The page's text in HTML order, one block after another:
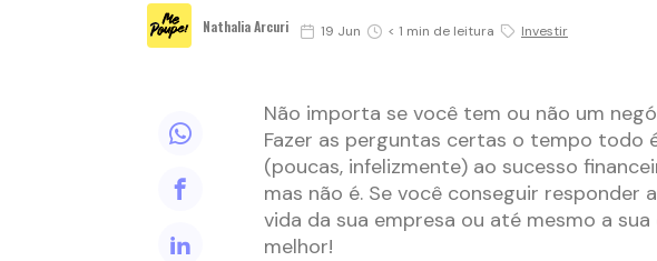
Nathalia Arcuri 19 Jun < 1 min de leitura Investir
Não importa se você tem ou não um
Fazer as perguntas certas o tempo todo
(poucas, infelizmente) ao sucesso
mas não é. Se você conseguir responder
vida da sua empresa ou até mesmo a
melhor!